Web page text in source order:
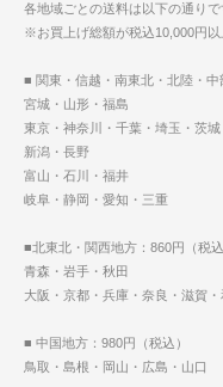
各地域ごとの送料は以下の通りで
※お買上げ総額が税込10,000円以
■ 関東・信越・南東北・北陸・中
宮城・山形・福島
東京・神奈川・千葉・埼玉・茨
新潟・長野
富山・石川・福井
岐阜・静岡・愛知・三重
■北東北・関西地方：860円（税込
青森・岩手・秋田
大阪・京都・兵庫・奈良・滋賀
■ 中国地方：980円（税込）
鳥取・島根・岡山・広島・山口